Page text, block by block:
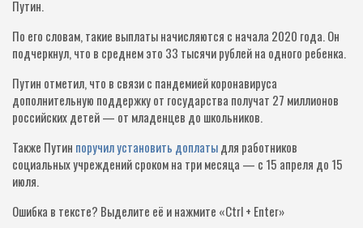
Путин.
По его словам, такие выплаты начисляются с начала 2020 года. Он
подчеркнул, что в среднем это 33 тысячи рублей на одного ребенка.
Путин отметил, что в связи с пандемией коронавируса
дополнительную поддержку от государства получат 27 миллионов
российских детей — от младенцев до школьников.
Также Путин поручил установить доплатыдля работников
социальных учреждений сроком на три месяца — с 15 апреля до 15
июля.
Ошибка в тексте? Выделите её и нажмите «Ctrl + Enter»